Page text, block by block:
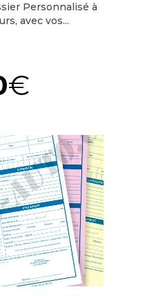
Personnalisé à
avec vos...
€